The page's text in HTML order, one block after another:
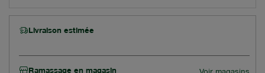
Livraison estimée
Ramassage en magasin